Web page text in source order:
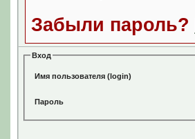
Забыли пароль?
Вход
Имя пользователя (login)
Пароль